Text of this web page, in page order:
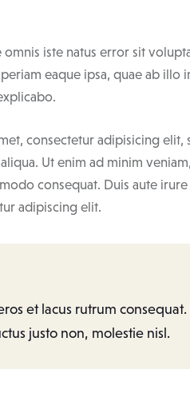
omnis iste natus error sit
eaque ipsa, quae ab illo
consectetur adipisicing
Ut enim ad minim
consequat. Duis aute
adipiscing elit.
et lacus rutrum
justo non, molestie nisl.